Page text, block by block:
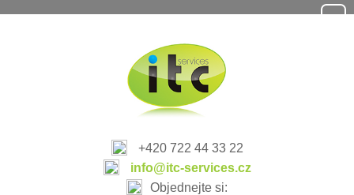
+420 722 44 33 22
info@itc-services.cz
Objednejte si: